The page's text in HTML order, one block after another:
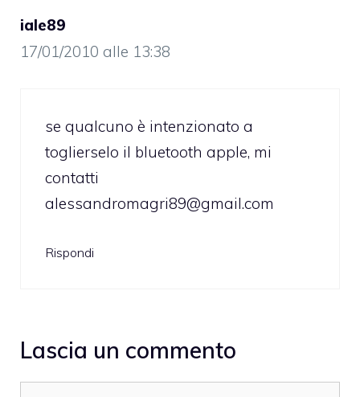
iale89
17/01/2010 alle 13:38
se qualcuno è intenzionato a
toglierselo il bluetooth apple, mi
contatti
alessandromagri89@gmail.com
Rispondi
Lascia un commento